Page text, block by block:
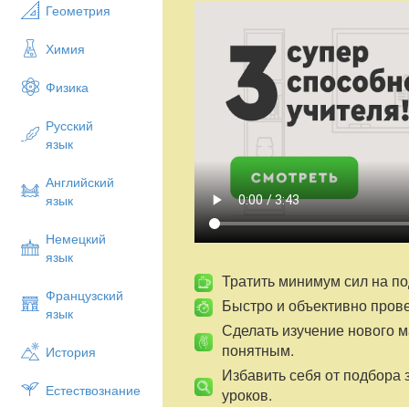
Геометрия
Химия
Физика
Русский
язык
Английский
язык
Немецкий
язык
Французский
язык
История
Естествознание
Тратить минимум сил на
Быстро и объективно
Сделать изучение нового
понятным.
Избавить себя от подбора
уроков.